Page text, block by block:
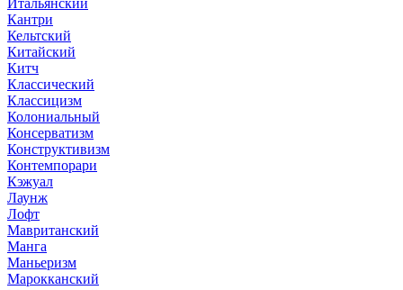
Итальянский
Кантри
Кельтский
Китайский
Китч
Классический
Классицизм
Колониальный
Консерватизм
Конструктивизм
Контемпорари
Кэжуал
Лаунж
Лофт
Мавританский
Манга
Маньеризм
Марокканский